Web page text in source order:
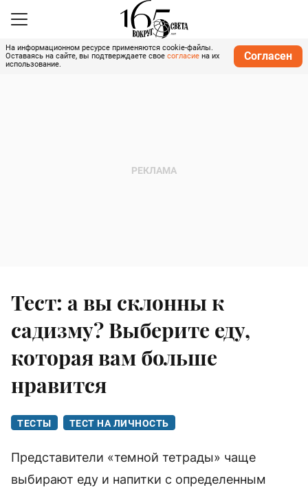
На информационном ресурсе применяются cookie-файлы.
Оставаясь на сайте, вы подтверждаете свое согласие на их
использование.
Согласен
Тест: а вы склонны к
садизму? Выберите еду,
которая вам больше
нравится
ТЕСТЫ ТЕСТ НА ЛИЧНОСТЬ
Представители «темной тетрады» чаще
выбирают еду и напитки с определенным